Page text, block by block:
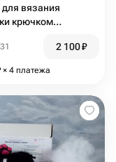
вязания
крючком
31 2 100₽
× 4 платежа